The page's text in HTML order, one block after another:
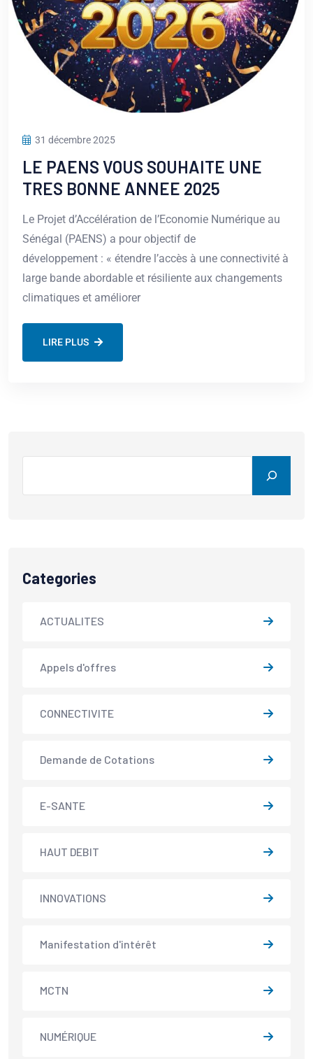
31 décembre 2025
LE PAENS VOUS SOUHAITE UNE
TRES BONNE ANNEE 2025
Le Projet d’Accélération de l’Economie Numérique au
Sénégal (PAENS) a pour objectif de
développement : « étendre l’accès à une connectivité à
large bande abordable et résiliente aux changements
climatiques et améliorer
LIRE PLUS
Categories
ACTUALITES
Appels d'offres
CONNECTIVITE
Demande de Cotations
E-SANTE
HAUT DEBIT
INNOVATIONS
Manifestation d'intérêt
MCTN
NUMÉRIQUE